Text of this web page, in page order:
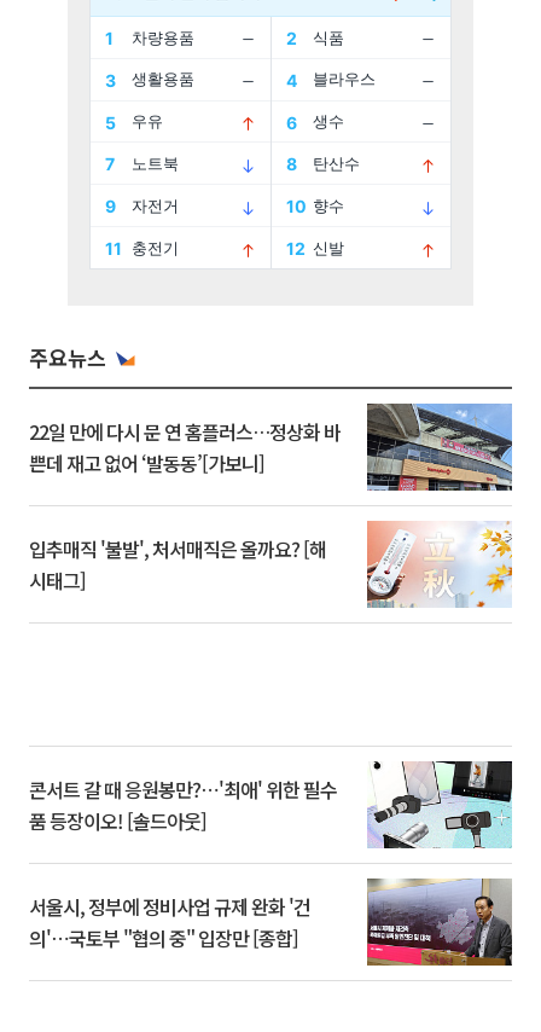
주요뉴스
22일 만에 다시 문 연 홈플러스…정상화 바
쁜데 재고 없어 ‘발동동’[가보니]
입추매직 '불발', 처서매직은 올까요? [해
시태그]
콘서트 갈 때 응원봉만?⋯'최애' 위한 필수
품 등장이오! [솔드아웃]
서울시, 정부에 정비사업 규제 완화 '건
의'⋯국토부 "협의 중" 입장만 [종합]